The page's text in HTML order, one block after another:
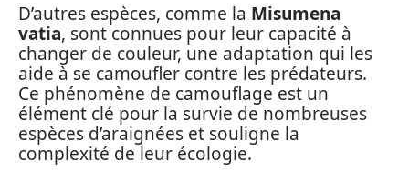
D’autres espèces, comme la Misumena
vatia, sont connues pour leur capacité à
changer de couleur, une adaptation qui les
aide à se camoufler contre les prédateurs.
Ce phénomène de camouflage est un
élément clé pour la survie de nombreuses
espèces d’araignées et souligne la
complexité de leur écologie.